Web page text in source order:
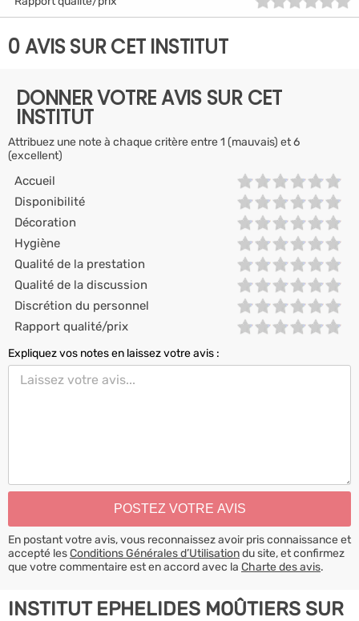
0 AVIS SUR CET INSTITUT
DONNER VOTRE AVIS SUR CET
INSTITUT
Attribuez une note à chaque critère entre 1 (mauvais) et 6
(excellent)
Accueil
Disponibilité
Décoration
Hygiène
Qualité de la prestation
Qualité de la discussion
Discrétion du personnel
Rapport qualité/prix
Expliquez vos notes en laissez votre avis :
En postant votre avis, vous reconnaissez avoir pris connaissance et
accepté lesConditions Générales d’Utilisationdu site, et confirmez
que votre commentaire est en accord avec la Charte des avis.
INSTITUT EPHELIDES MOÛTIERS SUR